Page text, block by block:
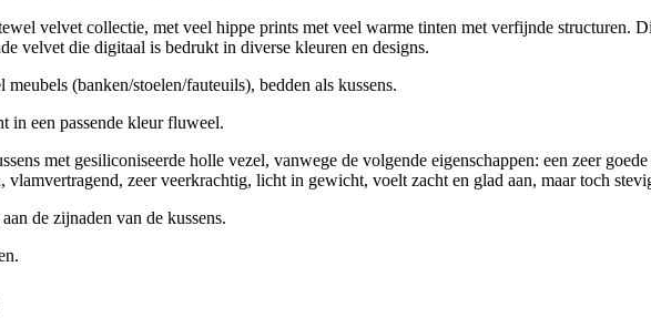
velvet collectie, met veel hippe prints met veel warme tinten met verfijnde structuren.
velvet die digitaal is bedrukt in diverse kleuren en designs.
(banken/stoelen/fauteuils), bedden als kussens.
in een passende kleur fluweel.
met gesiliconiseerde holle vezel, vanwege de volgende eigenschappen: een zeer
vlamvertragend, zeer veerkrachtig, licht in gewicht, voelt zacht en glad aan, maar toch
de zijnaden van de kussens.